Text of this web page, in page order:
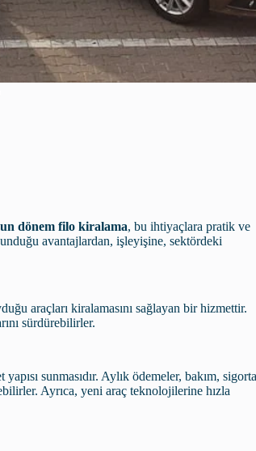
dönem filo kiralama, bu ihtiyaçlara pratik ve
avantajlardan, işleyişine, sektördeki
araçları kiralamasını sağlayan bir hizmettir.
sürdürebilirler.
sunmasıdır. Aylık ödemeler, bakım, sigorta
Ayrıca, yeni araç teknolojilerine hızla